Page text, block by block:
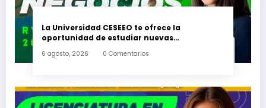
La Universidad CESEEO te ofrece la
oportunidad de estudiar nuevas
Escondido, Ixtepec y en la Matriz Juchitán.
6 agosto, 2026 0 Comentarios